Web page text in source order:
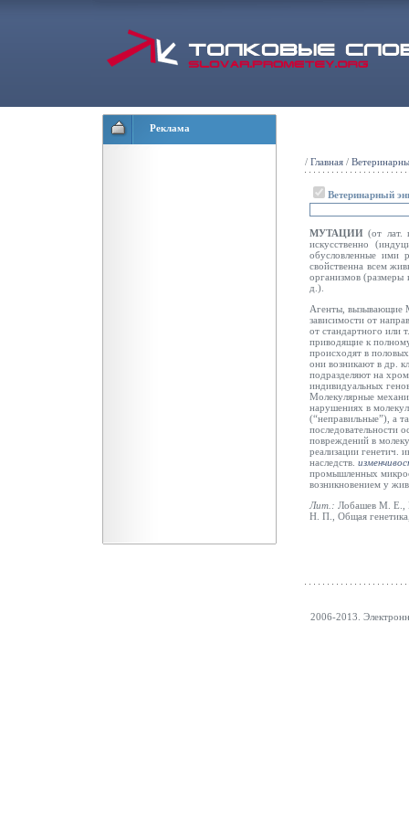
Реклама
/ Главная /
Ветеринарный
МУТАЦИИ(от лат.
искусственно
обусловленные ими
свойственна всем
организмов (размеры
д.).
Агенты, вызывающие
зависимости от
от стандартного или
приводящие к
происходят в
они возникают в др.
подразделяют на
индивидуальных
Молекулярные
нарушениях в
(“неправильные”), а
последовательности
повреждений в
реализации генетич.
наследств.
промышленных
возникновением у
Лит.: Лобашев М. Е.,
Н. П., Общая
2006-2013.